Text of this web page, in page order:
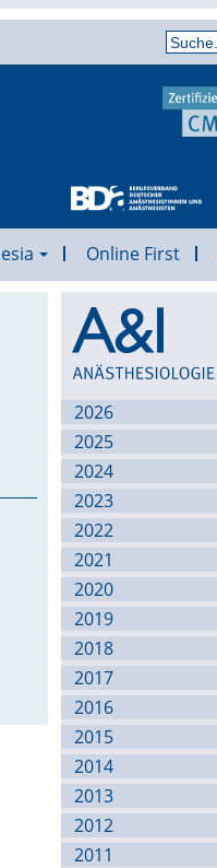
Online First
Archiv
2026
2025
2024
2023
2022
2021
2020
2019
2018
2017
2016
2015
2014
2013
2012
2011